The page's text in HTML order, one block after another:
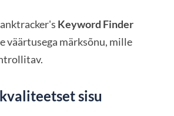
Keyword Finder
väärtusega märksõnu, mille
sisu